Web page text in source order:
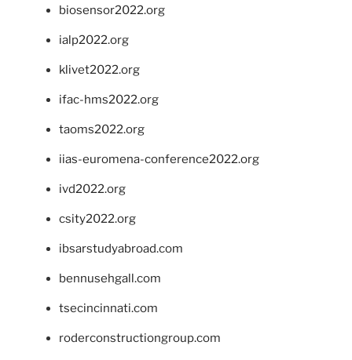
biosensor2022.org
ialp2022.org
klivet2022.org
ifac-hms2022.org
taoms2022.org
iias-euromena-conference2022.org
ivd2022.org
csity2022.org
ibsarstudyabroad.com
bennusehgall.com
tsecincinnati.com
roderconstructiongroup.com